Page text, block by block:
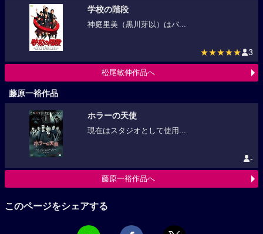
学校の階段
神庭里美（黒川芽以）はバ...
★★★★★ 3
松尾敏伸作品へ
藤原一裕作品
ホラーの天使
現在はスタジオとして使用...
-
藤原一裕作品へ
このページをシェアする